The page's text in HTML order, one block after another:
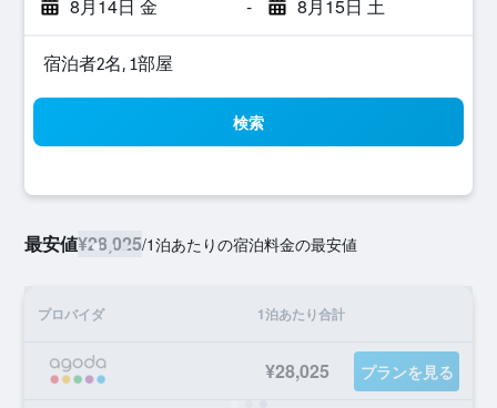
8月14日 金 - 8月15日 土
宿泊者2名, 1​部屋
検索
最安値¥28,025/1泊あたりの宿泊料金の最安値
プロバイダ 1泊あたり合計
¥28,025 プランを見る